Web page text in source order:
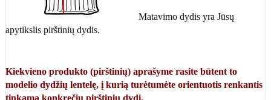
Matavimo dydis yra Jūsų
apytikslis pirštinių dydis.
Kiekvieno produkto (pirštinių) aprašyme rasite būtent to
modelio dydžių lentelę, į kurią turėtumėte orientuotis renkantis